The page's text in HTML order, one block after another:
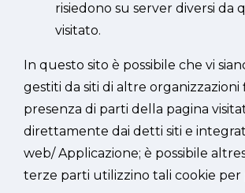
risiedono su server diversi da
visitato.
In questo sito è possibile che vi
gestiti da siti di altre organizzazioni
presenza di parti della pagina
direttamente dai detti siti e
web/ Applicazione; è possibile
terze parti utilizzino tali cookie per